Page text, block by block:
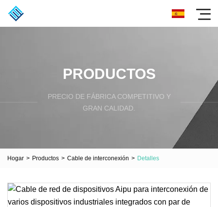
PRODUCTOS
PRECIO DE FÁBRICA COMPETITIVO Y
GRAN CALIDAD.
Hogar > Productos > Cable de interconexión > Detalles